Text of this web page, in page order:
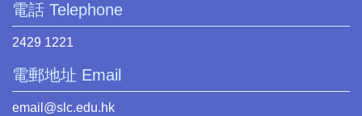
電話 Telephone
2429 1221
電郵地址 Email
email@slc.edu.hk